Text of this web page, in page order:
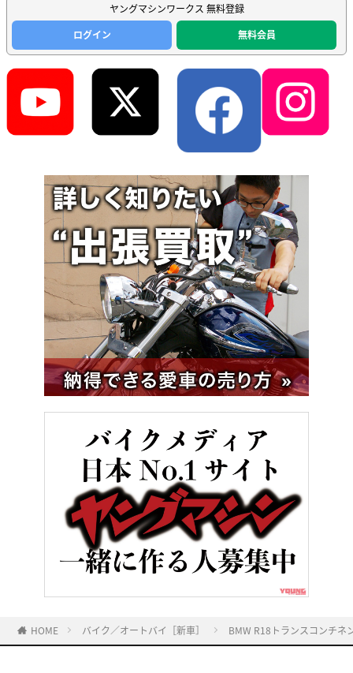
ヤングマシンワークス 無料登録
ログイン
無料会員
HOME バイク／オートバイ［新車］ BMW R18トランスコンチネ